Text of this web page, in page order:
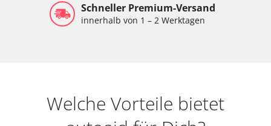
Schneller Premium-Versand
innerhalb von 1 – 2 Werktagen
Welche Vorteile bietet